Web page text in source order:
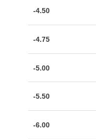
-4.50
-4.75
-5.00
-5.50
-6.00